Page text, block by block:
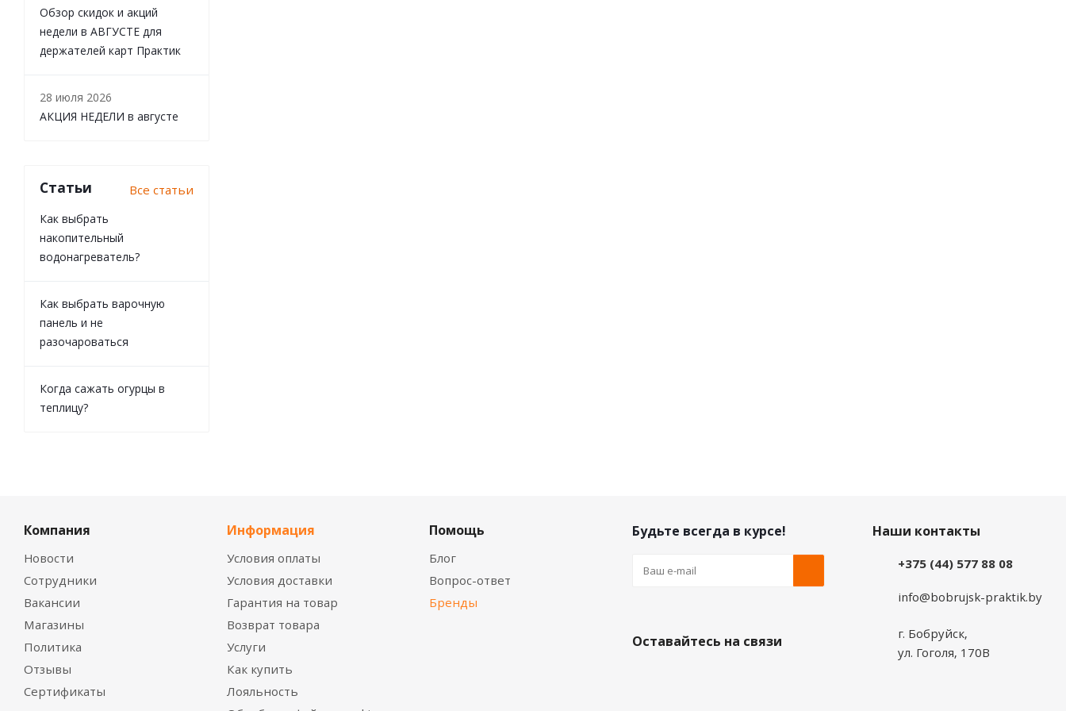
Обзор скидок и акций
недели в АВГУСТЕ для
держателей карт Практик
28 июля 2026
АКЦИЯ НЕДЕЛИ в августе
Статьи Все статьи
Как выбрать
накопительный
водонагреватель?
Как выбрать варочную
панель и не
разочароваться
Когда сажать огурцы в
теплицу?
Компания
Новости
Сотрудники
Вакансии
Магазины
Политика
Отзывы
Сертификаты
Информация
Условия оплаты
Условия доставки
Гарантия на товар
Возврат товара
Услуги
Как купить
Лояльность
Помощь
Блог
Вопрос-ответ
Бренды
Будьте всегда в курсе!
Оставайтесь на связи
Наши контакты
+375 (44) 577 88 08
info@bobrujsk-praktik.by
г. Бобруйск,
ул. Гоголя, 170В